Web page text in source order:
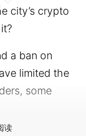
city’s crypto
a ban on
limited the
some
读